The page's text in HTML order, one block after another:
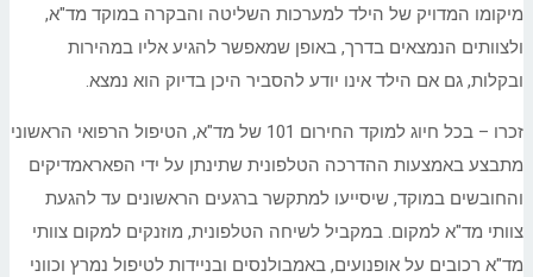
מיקומו המדויק של הילד למערכות השליטה והבקרה במוקד מד"א,
ולצוותים הנמצאים בדרך, באופן שמאפשר להגיע אליו במהירות
ובקלות, גם אם הילד אינו יודע להסביר היכן בדיוק הוא נמצא.
זכרו – בכל חיוג למוקד החירום 101 של מד"א, הטיפול הרפואי הראשוני
מתבצע באמצעות ההדרכה הטלפונית שתינתן על ידי הפאראמדיקים
והחובשים במוקד, שיסייעו למתקשר ברגעים הראשונים עד להגעת
צוותי מד"א למקום. במקביל לשיחה הטלפונית, מוזנקים למקום צוותי
מד"א רכובים על אופנועים, באמבולנסים ובניידות לטיפול נמרץ וכווני